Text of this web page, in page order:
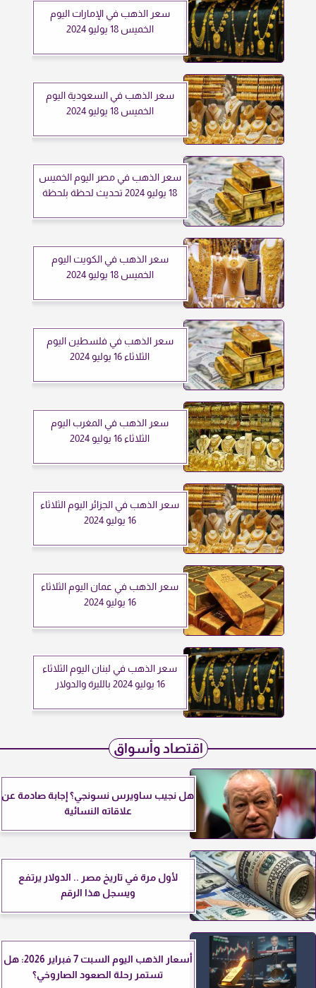
سعر الذهب في الإمارات اليوم
الخميس 18 يوليو 2024
سعر الذهب في السعودية اليوم
الخميس 18 يوليو 2024
سعر الذهب في مصر اليوم الخميس
18 يوليو 2024 تحديث لحظة بلحظة
سعر الذهب في الكويت اليوم
الخميس 18 يوليو 2024
سعر الذهب في فلسطين اليوم
الثلاثاء 16 يوليو 2024
سعر الذهب في المغرب اليوم
الثلاثاء 16 يوليو 2024
سعر الذهب في الجزائر اليوم الثلاثاء
16 يوليو 2024
سعر الذهب في عمان اليوم الثلاثاء
16 يوليو 2024
سعر الذهب في لبنان اليوم الثلاثاء
16 يوليو 2024 بالليرة والدولار
اقتصاد وأسواق
هل نجيب ساويرس نسونجي؟ إجابة صادمة عن
علاقاته النسائية
لأول مرة في تاريخ مصر .. الدولار يرتفع
ويسجل هذا الرقم
أسعار الذهب اليوم السبت 7 فبراير 2026: هل
تستمر رحلة الصعود الصاروخي؟